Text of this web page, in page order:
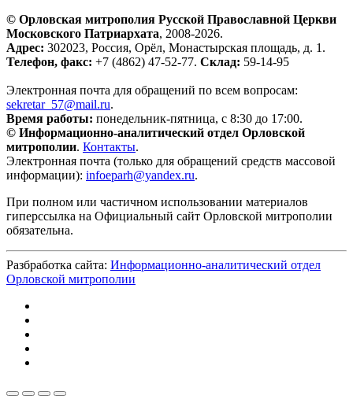
© Орловская митрополия Русской Православной Церкви
Московского Патриархата, 2008-2026.
Адрес: 302023, Россия, Орёл, Монастырская площадь, д. 1.
Телефон, факс: +7 (4862) 47-52-77. Склад: 59-14-95
Электронная почта для обращений по всем вопросам:
sekretar_57@mail.ru.
Время работы: понедельник-пятница, с 8:30 до 17:00.
© Информационно-аналитический отдел Орловской
митрополии. Контакты.
Электронная почта (только для обращений средств массовой
информации): infoeparh@yandex.ru.
При полном или частичном использовании материалов
гиперссылка на Официальный сайт Орловской митрополии
обязательна.
Разбработка сайта: Информационно-аналитический отдел
Орловской митрополии